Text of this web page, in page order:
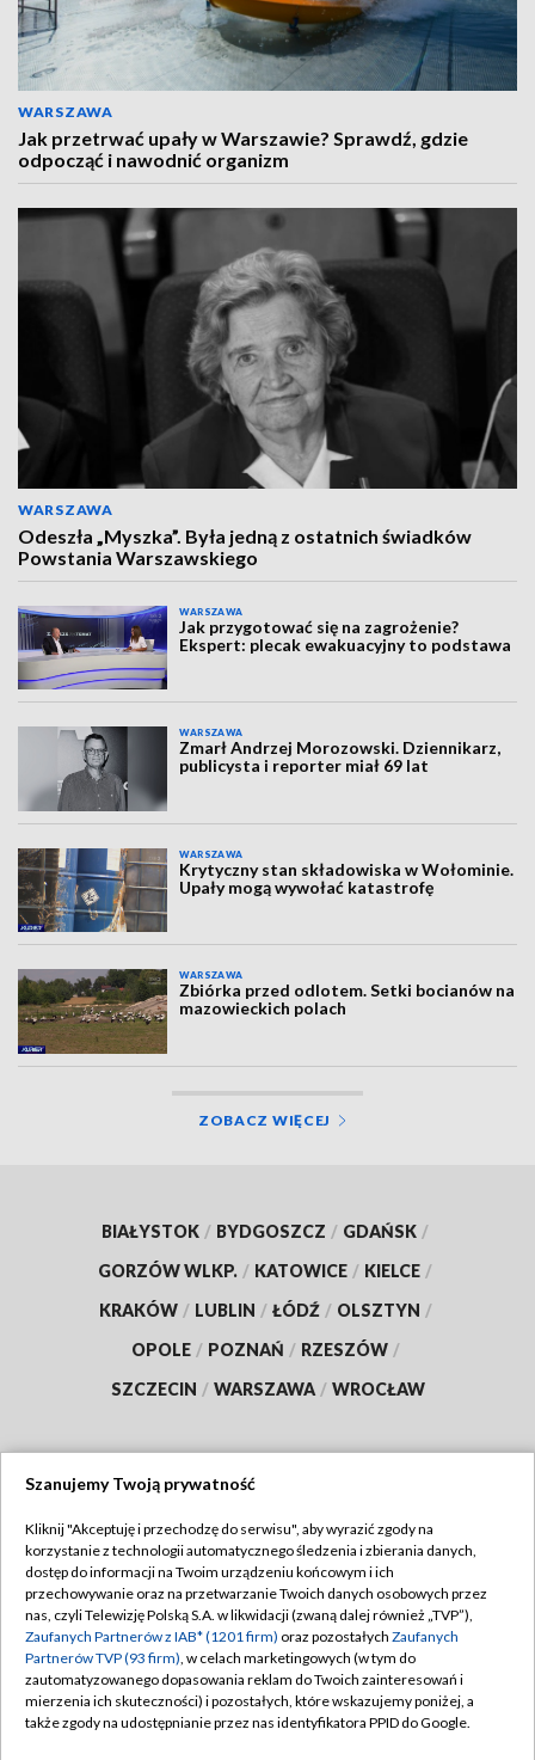
WARSZAWA
Jak przetrwać upały w Warszawie? Sprawdź, gdzie
odpocząć i nawodnić organizm
WARSZAWA
Odeszła „Myszka”. Była jedną z ostatnich świadków
Powstania Warszawskiego
WARSZAWA
Jak przygotować się na zagrożenie?
Ekspert: plecak ewakuacyjny to podstawa
WARSZAWA
Zmarł Andrzej Morozowski. Dziennikarz,
publicysta i reporter miał 69 lat
WARSZAWA
Krytyczny stan składowiska w Wołominie.
Upały mogą wywołać katastrofę
WARSZAWA
Zbiórka przed odlotem. Setki bocianów na
mazowieckich polach
ZOBACZ WIĘCEJ
BIAŁYSTOK / BYDGOSZCZ / GDAŃSK /
GORZÓW WLKP. / KATOWICE / KIELCE /
KRAKÓW / LUBLIN / ŁÓDŹ / OLSZTYN /
OPOLE / POZNAŃ / RZESZÓW /
SZCZECIN / WARSZAWA / WROCŁAW
TVP
Abonament TVP
Emisja w TVP
Centrum informacji TVP
Naziemna Telewizja Cyfrowa
Regulamin TVP
Polityka prywatności
Moje zgody
Pomoc
Szanujemy Twoją prywatność
Kliknij "Akceptuję i przechodzę do serwisu", aby wyrazić zgody na
korzystanie z technologii automatycznego śledzenia i zbierania danych,
dostęp do informacji na Twoim urządzeniu końcowym i ich
przechowywanie oraz na przetwarzanie Twoich danych osobowych przez
nas, czyli Telewizję Polską S.A. w likwidacji (zwaną dalej również „TVP”),
Zaufanych Partnerów z IAB* (1201 firm) oraz pozostałych Zaufanych
Partnerów TVP (93 firm), w celach marketingowych (w tym do
zautomatyzowanego dopasowania reklam do Twoich zainteresowań i
mierzenia ich skuteczności) i pozostałych, które wskazujemy poniżej, a
także zgody na udostępnianie przez nas identyfikatora PPID do Google.